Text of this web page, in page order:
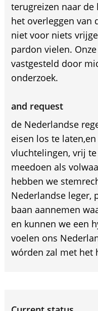
terugreizen naar de
het overleggen van
niet voor niets
pardon vielen.
vastgesteld door
onderzoek.
and request
de Nederlandse
eisen los te
vluchtelingen, vrij
meedoen als
hebben we
Nederlandse leger,
baan aannemen
en kunnen we een
voelen ons
wórden zal met het